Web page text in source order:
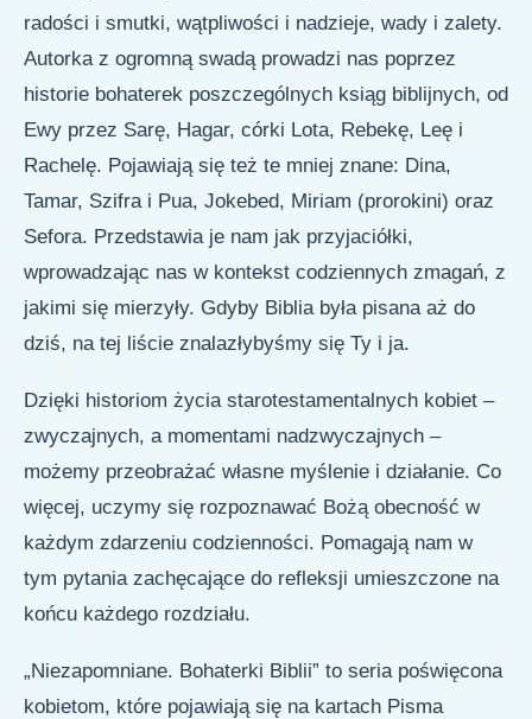
radości i smutki, wątpliwości i nadzieje, wady i zalety.
Autorka z ogromną swadą prowadzi nas poprzez
historie bohaterek poszczególnych ksiąg biblijnych, od
Ewy przez Sarę, Hagar, córki Lota, Rebekę, Leę i
Rachelę. Pojawiają się też te mniej znane: Dina,
Tamar, Szifra i Pua, Jokebed, Miriam (prorokini) oraz
Sefora. Przedstawia je nam jak przyjaciółki,
wprowadzając nas w kontekst codziennych zmagań, z
jakimi się mierzyły. Gdyby Biblia była pisana aż do
dziś, na tej liście znalazłybyśmy się Ty i ja.
Dzięki historiom życia starotestamentalnych kobiet –
zwyczajnych, a momentami nadzwyczajnych –
możemy przeobrażać własne myślenie i działanie. Co
więcej, uczymy się rozpoznawać Bożą obecność w
każdym zdarzeniu codzienności. Pomagają nam w
tym pytania zachęcające do refleksji umieszczone na
końcu każdego rozdziału.
„Niezapomniane. Bohaterki Biblii” to seria poświęcona
kobietom, które pojawiają się na kartach Pisma